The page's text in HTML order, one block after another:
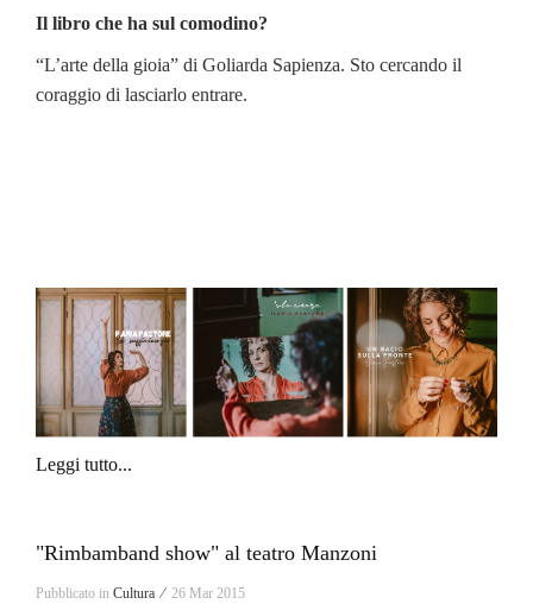
Il libro che ha sul comodino?
“L’arte della gioia” di Goliarda Sapienza. Sto cercando il
coraggio di lasciarlo entrare.
Leggi tutto...
"Rimbamband show" al teatro Manzoni
Pubblicato in Cultura ⁄ 26 Mar 2015